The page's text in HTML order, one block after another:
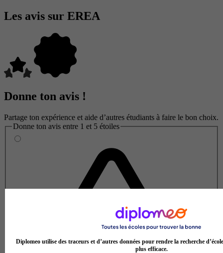
Les avis sur EREA
Donne ton avis !
Partage ton expérience et aide d’autres étudiants à faire le bon choix.
Donne ton avis entre 1 et 5 étoiles
Diplomeo utilise des traceurs et d’autres données pour rendre la recherche
plus efficace.